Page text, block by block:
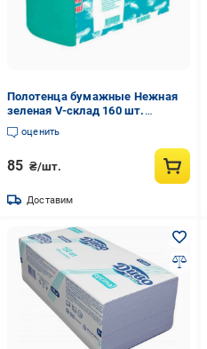
Полотенца бумажные Нежная
зеленая V-склад 160 шт.
(768842)
оценить
85 ₴/шт.
Доставим